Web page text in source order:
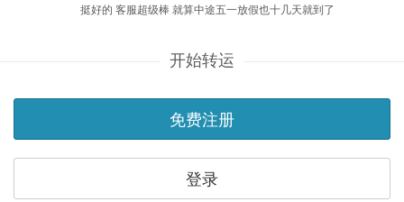
挺好的 客服超级棒 就算中途五一放假也十几天就到了
开始转运
免费注册
登录